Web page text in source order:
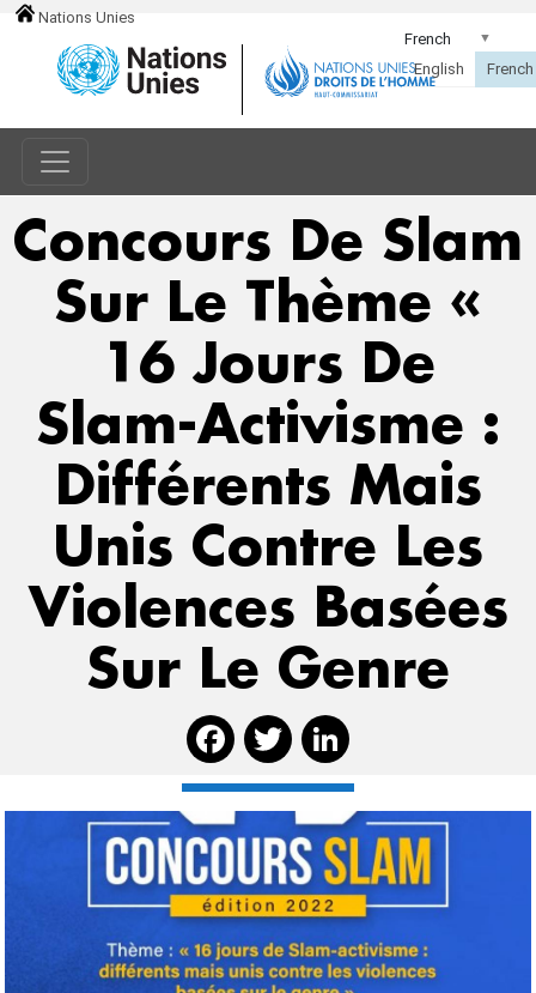
Nations Unies
Concours De Slam
Sur Le Thème «
16 Jours De
Slam-Activisme :
Différents Mais
Unis Contre Les
Violences Basées
Sur Le Genre
Facebook
Twitter